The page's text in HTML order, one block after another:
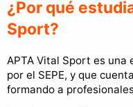
¿Por qué
Sport?
APTA Vital Sport es una
por el SEPE, y que
formando a